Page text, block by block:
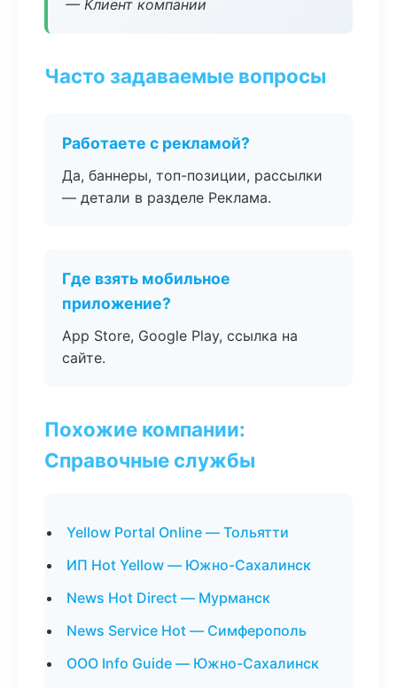
— Клиент компании
Часто задаваемые вопросы
Работаете с рекламой?
Да, баннеры, топ-позиции, рассылки
— детали в разделе Реклама.
Где взять мобильное
приложение?
App Store, Google Play, ссылка на
сайте.
Похожие компании:
Справочные службы
Yellow Portal Online — Тольятти
ИП Hot Yellow — Южно-Сахалинск
News Hot Direct — Мурманск
News Service Hot — Симферополь
ООО Info Guide — Южно-Сахалинск